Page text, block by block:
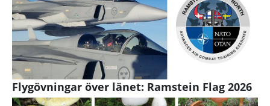
Flygövningar över länet: Ramstein Flag 2026